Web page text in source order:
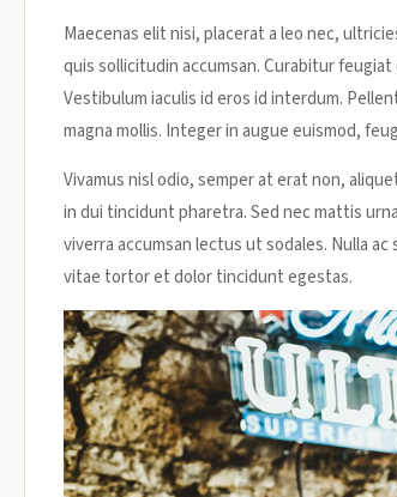
Maecenas elit nisi, placerat a leo nec,
quis sollicitudin accumsan. Curabitur
Vestibulum iaculis id eros id interdum.
magna mollis. Integer in augue euismod,
Vivamus nisl odio, semper at erat non,
in dui tincidunt pharetra. Sed nec mattis
viverra accumsan lectus ut sodales. Nulla
vitae tortor et dolor tincidunt egestas.